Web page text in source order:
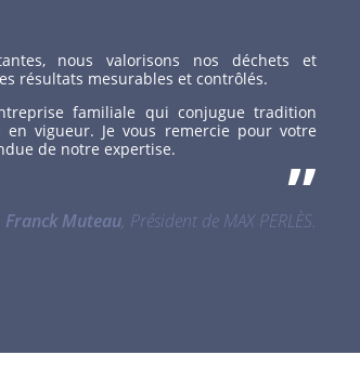
nous valorisons nos déchets et
résultats mesurables et contrôlés.
familiale qui conjugue tradition
vigueur. Je vous remercie pour votre
de notre expertise.
”
Franck Muteau, Président de MAX PERLÈS.